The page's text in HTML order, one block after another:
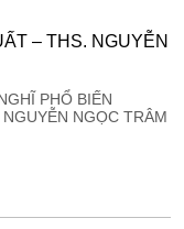
– THS. NGUYỄN
PHỔ BIẾN
NGỌC TRÂM